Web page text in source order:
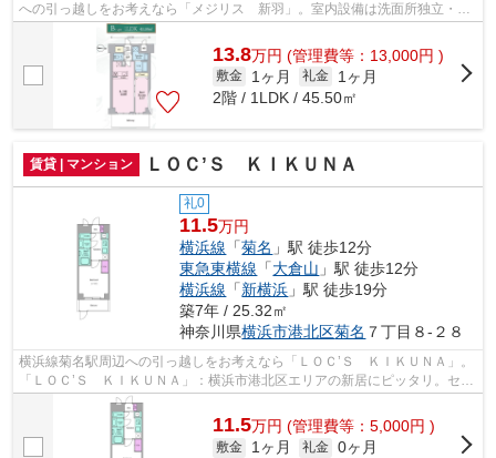
への引っ越しをお考えなら「メジリス 新羽」。室内設備は洗面所独立・浴
室乾燥機など大変充実。こちらはマン...
13.8万円 (管理費等：13,000円 )
敷金 1ヶ月 礼金
1ヶ月
2階 / 1LDK / 45.50㎡
賃貸 | マンション ＬＯＣ’Ｓ ＫＩＫＵＮＡ
礼0
11.5万円
横浜線 「菊名 」駅 徒歩12分
東急東横線 「大倉山 」駅 徒歩12分
横浜線 「新横浜 」駅 徒歩19分
築7年 / 25.32㎡
神奈川県横浜市港北区菊名 ７丁目８-２８
横浜線菊名駅周辺への引っ越しをお考えなら「ＬＯＣ’Ｓ ＫＩＫＵＮＡ」。
「ＬＯＣ’Ｓ ＫＩＫＵＮＡ」：横浜市港北区エリアの新居にピッタリ。セキ
ュリティ面は、オートロック・TVイ...
11.5万円 (管理費等：5,000円 )
敷金 1ヶ月 礼金 0ヶ月